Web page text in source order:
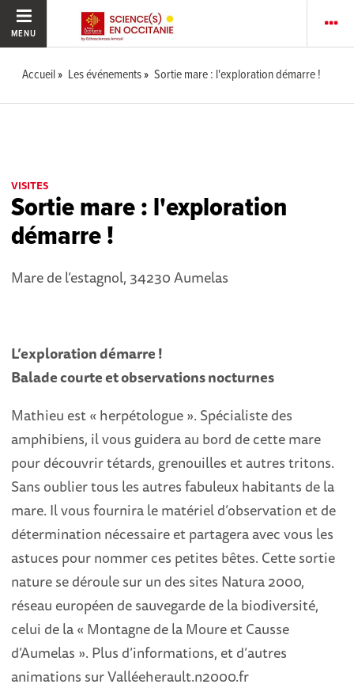
MENU
Accueil Les événements Sortie mare : l'exploration démarre !
VISITES
Sortie mare : l'exploration
démarre !
Mare de l’estagnol, 34230 Aumelas
L’exploration démarre !
Balade courte et observations nocturnes
Mathieu est « herpétologue ». Spécialiste des
amphibiens, il vous guidera au bord de cette mare
pour découvrir tétards, grenouilles et autres tritons.
Sans oublier tous les autres fabuleux habitants de la
mare. Il vous fournira le matériel d’observation et de
détermination nécessaire et partagera avec vous les
astuces pour nommer ces petites bêtes. Cette sortie
nature se déroule sur un des sites Natura 2000,
réseau européen de sauvegarde de la biodiversité,
celui de la « Montagne de la Moure et Causse
d’Aumelas ». Plus d’informations, et d’autres
animations sur Valléeherault.n2000.fr